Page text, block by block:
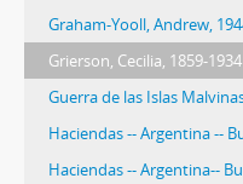
Graham-Yooll, Andrew,
Grierson, Cecilia, 1859-1934
Guerra de las Islas
Haciendas -- Argentina --
Haciendas -- Argentina--